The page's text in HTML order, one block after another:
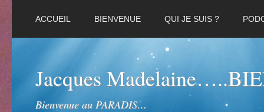
ACCUEIL BIENVENUE QUI JE SUIS ?
Jacques
Bienvenue au PARADIS…